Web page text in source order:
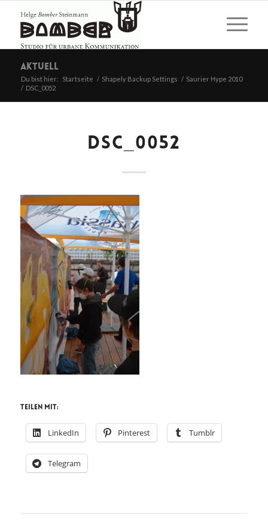
Aktuell
Du bist hier: Startseite / Shapely Backup Settings / Saurier Hype 2010
/ DSC_0052
DSC_0052
Teilen mit:
LinkedIn Pinterest Tumblr
Telegram